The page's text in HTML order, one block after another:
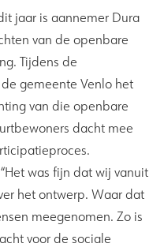
jaar is aannemer Dura
van de openbare
Tijdens de
gemeente Venlo het
van die openbare
dacht mee
was fijn dat wij vanuit
het ontwerp. Waar dat
meegenomen. Zo is
voor de sociale